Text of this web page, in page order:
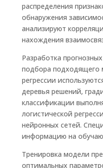
распределения
обнаружения
анализируют
нахождения
Разработка
подбора подходящего
регрессии
деревья решений,
классификации
логистической
нейронных сетей.
информацию на
Тренировка модели
оптимальных